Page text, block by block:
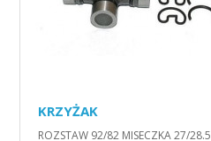
KRZYŻAK
ROZSTAW 92/82 MISECZKA 27/28.5